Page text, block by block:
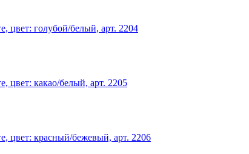
цвет: голубой/белый, арт. 2204
цвет: какао/белый, арт. 2205
цвет: красный/бежевый, арт. 2206